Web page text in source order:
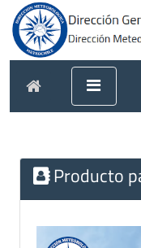
Producto